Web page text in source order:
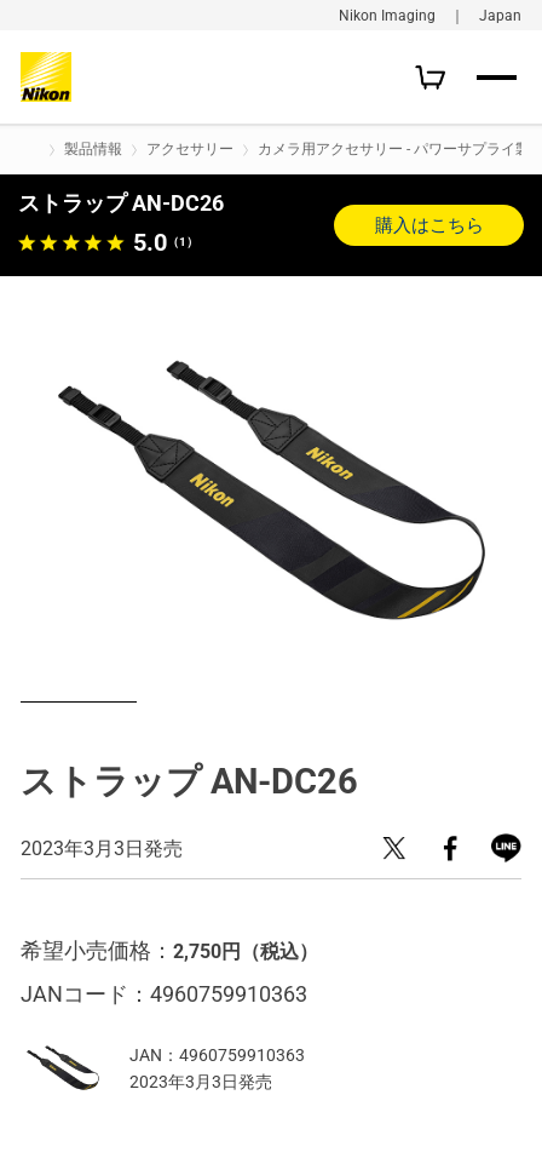
Nikon Imaging ｜ Japan
製品情報 アクセサリー カメラ用アクセサリー - パワーサプライ製
ストラップ AN-DC26
5.0 （1）
購入はこちら
ストラップ AN-DC26
2023年3月3日発売
希望小売価格： 2,750円 （税込）
JANコード： 4960759910363
JAN： 4960759910363
2023年3月3日発売